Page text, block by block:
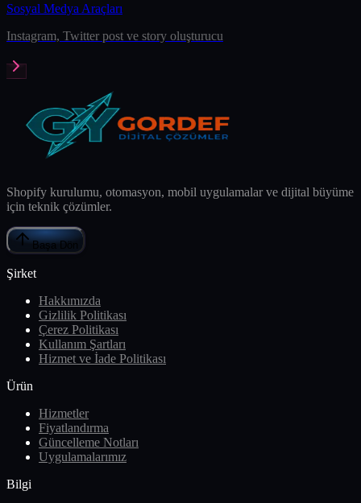
Sosyal Medya Araçları
Instagram, Twitter post ve story oluşturucu
Shopify kurulumu, otomasyon, mobil uygulamalar ve dijital büyüme
için teknik çözümler.
Başa Dön
Şirket
Hakkımızda
Gizlilik Politikası
Çerez Politikası
Kullanım Şartları
Hizmet ve İade Politikası
Ürün
Hizmetler
Fiyatlandırma
Güncelleme Notları
Uygulamalarımız
Bilgi